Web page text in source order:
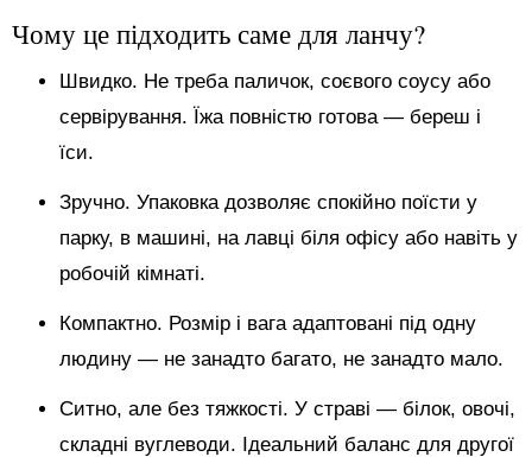
Чому це підходить саме для ланчу?
Швидко. Не треба паличок, соєвого соусу або
сервірування. Їжа повністю готова — береш і
їси.
Зручно. Упаковка дозволяє спокійно поїсти у
парку, в машині, на лавці біля офісу або навіть у
робочій кімнаті.
Компактно. Розмір і вага адаптовані під одну
людину — не занадто багато, не занадто мало.
Ситно, але без тяжкості. У страві — білок, овочі,
складні вуглеводи. Ідеальний баланс для другої